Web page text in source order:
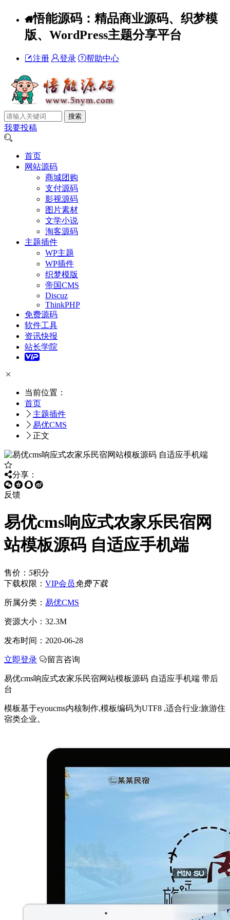
悟能源码：精品商业源码、织梦模
版、WordPress主题分享平台
注册 登录 帮助中心
我要投稿
首页
网站源码
商城团购
支付源码
影视源码
图片素材
文学小说
淘客源码
主题插件
WP主题
WP插件
织梦模版
帝国CMS
Discuz
ThinkPHP
免费源码
软件工具
资讯快报
站长学院
当前位置：
首页
主题插件
易优CMS
正文
分享：
反馈
易优cms响应式农家乐民宿网
站模板源码 自适应手机端
售价： 5积分
下载权限： VIP会员免费下载
所属分类： 易优CMS
资源大小： 32.3M
发布时间： 2020-06-28
立即登录 留言咨询
易优cms响应式农家乐民宿网站模板源码 自适应手机端 带后
台
模板基于eyoucms内核制作,模板编码为UTF8 ,适合行业:旅游住
宿类企业。